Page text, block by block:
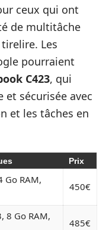
ceux qui ont
de multitâche
Les
pourraient
C423, qui
et sécurisée avec
et les tâches en
Prix
Go RAM,
450€
8 Go RAM,
485€